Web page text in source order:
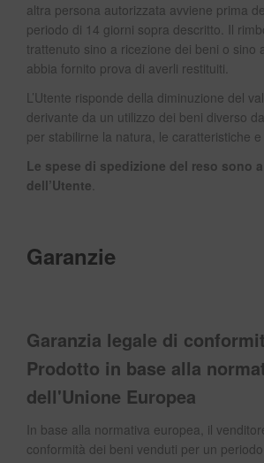
altra persona autorizzata avviene prima
periodo di 14 giorni sopra descritto. Il
trattenuto sino a ricezione dei beni o sino
abbia fornito prova di averli restituiti.
L’Utente risponde della diminuzione del
derivante da un utilizzo dei beni diverso
per stabilirne la natura, le caratteristiche
Le spese di spedizione del reso sono
dell’Utente.
Garanzie
Garanzia legale di
Prodotto in base alla
dell'Unione Europea
In base alla normativa europea, il
conformità dei beni venduti per un